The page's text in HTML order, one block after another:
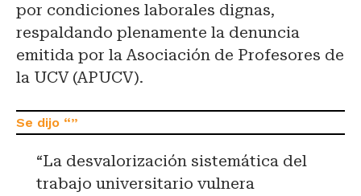
por condiciones laborales dignas,
respaldando plenamente la denuncia
emitida por la Asociación de Profesores de
la UCV (APUCV).
“La desvalorización sistemática del
trabajo universitario vulnera